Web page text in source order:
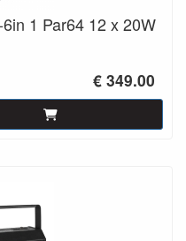
1 Par64 12 x 20W
€ 349.00